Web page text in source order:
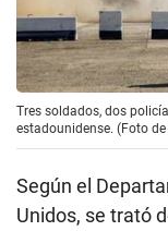
Tres soldados, dos
estadounidense. (Foto
Según el
Unidos, se trató